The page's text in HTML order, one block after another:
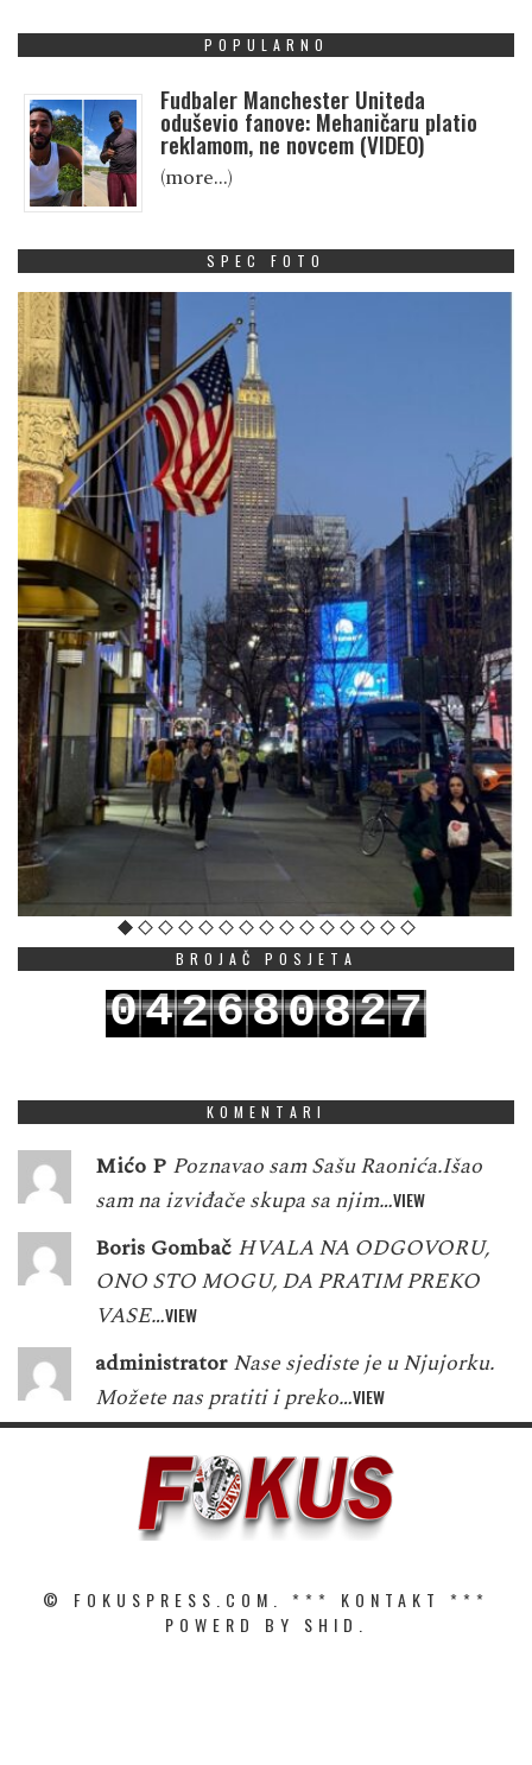
POPULARNO
Fudbaler Manchester Uniteda
oduševio fanove: Mehaničaru platio
reklamom, ne novcem (VIDEO)
(more…)
SPEC FOTO
BROJAČ POSJETA
042680827
KOMENTARI
Mićo P Poznavao sam Sašu Raonića.Išao
sam na izviđače skupa sa njim…VIEW
Boris Gombač HVALA NA ODGOVORU,
ONO STO MOGU, DA PRATIM PREKO
VASE…VIEW
administrator Nase sjediste je u Njujorku.
Možete nas pratiti i preko…VIEW
© FOKUSPRESS.COM. *** KONTAKT
***
POWERD BY SHID.